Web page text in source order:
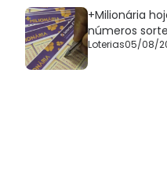
+Milionária
números
Loterias05/08/